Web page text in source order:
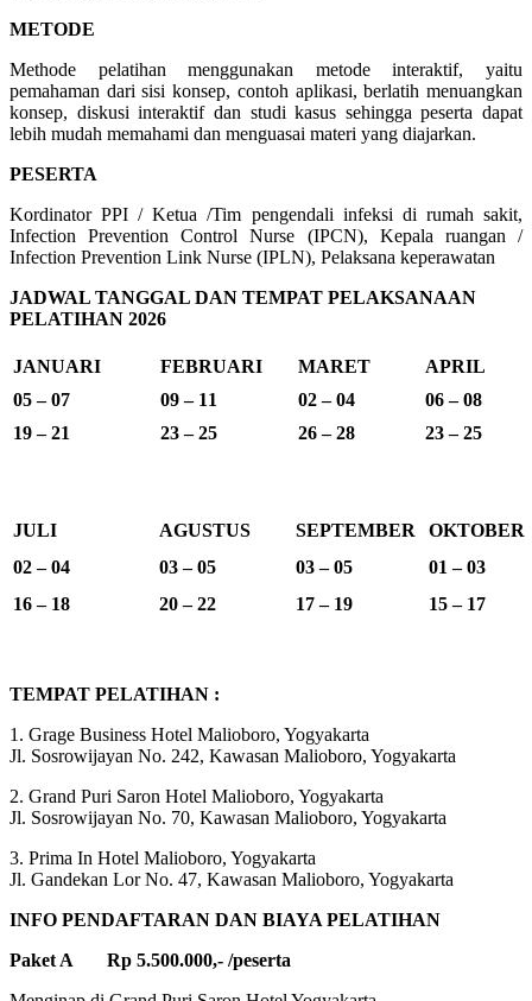
METODE
Methode pelatihan menggunakan metode interaktif, yaitu
pemahaman dari sisi konsep, contoh aplikasi, berlatih menuangkan
konsep, diskusi interaktif dan studi kasus sehingga peserta dapat
lebih mudah memahami dan menguasai materi yang diajarkan.
PESERTA
Kordinator PPI / Ketua /Tim pengendali infeksi di rumah sakit,
Infection Prevention Control Nurse (IPCN), Kepala ruangan /
Infection Prevention Link Nurse (IPLN), Pelaksana keperawatan
JADWAL TANGGAL DAN TEMPAT PELAKSANAAN
PELATIHAN 2026
JANUARI FEBRUARI MARET
APRIL
05 – 07
09 – 11 02 – 04
06 – 08
19 – 21
23 – 25 26 – 28 23 – 25
JULI AGUSTUS SEPTEMBER
OKTOBER
02 – 04
03 – 05 03 – 05
01 – 03
16 – 18
20 – 22 17 – 19 15 – 17
TEMPAT PELATIHAN :
1. Grage Business Hotel Malioboro, Yogyakarta
Jl. Sosrowijayan No. 242, Kawasan Malioboro, Yogyakarta
2. Grand Puri Saron Hotel Malioboro, Yogyakarta
Jl. Sosrowijayan No. 70, Kawasan Malioboro, Yogyakarta
3. Prima In Hotel Malioboro, Yogyakarta
Jl. Gandekan Lor No. 47, Kawasan Malioboro, Yogyakarta
INFO PENDAFTARAN DAN BIAYA PELATIHAN
Paket A Rp 5.500.000,- /peserta